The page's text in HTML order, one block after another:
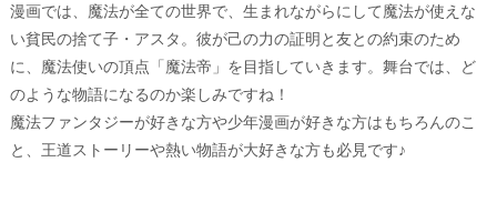
漫画では、魔法が全ての世界で、生まれながらにして魔法が使えな
い貧民の捨て子・アスタ。彼が己の力の証明と友との約束のため
に、魔法使いの頂点「魔法帝」を目指していきます。舞台では、ど
のような物語になるのか楽しみですね！
魔法ファンタジーが好きな方や少年漫画が好きな方はもちろんのこ
と、王道ストーリーや熱い物語が大好きな方も必見です♪